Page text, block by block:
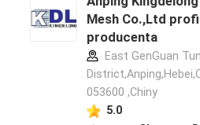
Mesh Co.,Ltd
producenta
East GenGuan
053600 ,Chiny
5.0